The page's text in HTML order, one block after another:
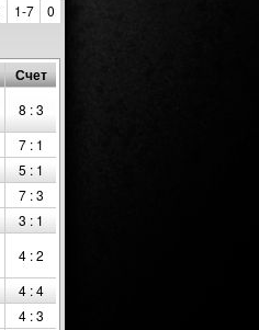
1-7 0
Счет
8 : 3
7 : 1
5 : 1
7 : 3
3 : 1
4 : 2
4 : 4
4 : 3